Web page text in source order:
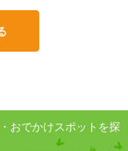
おでかけスポットを探